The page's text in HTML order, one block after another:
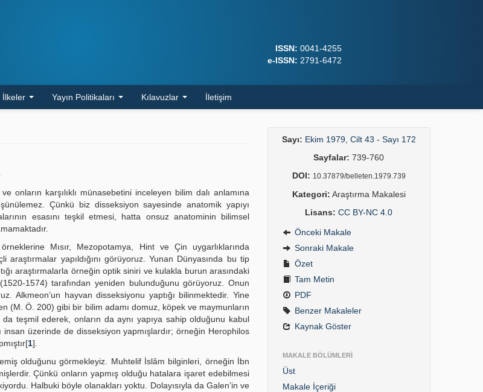
ISSN: 0041-4255
e-ISSN: 2791-6472
İlkeler Yayın Politikaları Kılavuzlar İletişim
onların karşılıklı münasebetini inceleyen bilim dalı anlamına
Çünkü biz disseksiyon sayesinde anatomik yapıyı
esasını teşkil etmesi, hatta onsuz anatominin bilimsel
Mısır, Mezopotamya, Hint ve Çin uygarlıklarında
yapıldığını görüyoruz. Yunan Dünyasında bu tip
araştırmalarla örneğin optik siniri ve kulakla burun arasındaki
1574) tarafından yeniden bulunduğunu görüyoruz. Onun
Alkmeon’un hayvan disseksiyonu yaptığı bilinmektedir. Yine
(M. Ö. 200) gibi bir bilim adamı domuz, köpek ve maymunların
teşmil ederek, onların da aynı yapıya sahip olduğunu kabul
üzerinde de disseksiyon yapmışlardır; örneğin Herophilos
1].
olduğunu görmekleyiz. Muhtelif İslâm bilginleri, örneğin İbn
Çünkü onların yapmış olduğu hatalara işaret edebilmesi
Halbuki böyle olanakları yoktu. Dolayısıyla da Galen’in ve
Sayı: Ekim 1979, Cilt 43 - Sayı 172
Sayfalar: 739-760
DOI: 10.37879/belleten.1979.739
Kategori: Araştırma Makalesi
Lisans: CC BY-NC 4.0
Önceki Makale
Sonraki Makale
Özet
Tam Metin
PDF
Benzer Makaleler
Kaynak Göster
MAKALE BÖLÜMLERİ
Üst
Makale İçeriği